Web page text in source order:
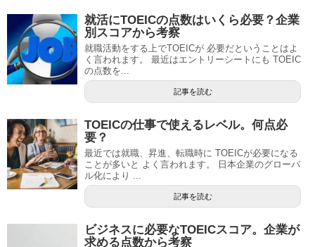
就活にTOEICの点数はいくら必要？企業
別スコアから考察
就職活動をする上でTOEICが 必要だということはよ
く言われます。 最近はエントリーシートにも TOEIC
の点数を...
記事を読む
TOEICの仕事で使えるレベル。何点必
要？
最近では就職、昇進、転職時に TOEICが必要になる
ことが多いと よく言われます。 日本企業のグローバ
ル化により ...
記事を読む
ビジネスに必要なTOEICスコア。企業が
求める点数から考察